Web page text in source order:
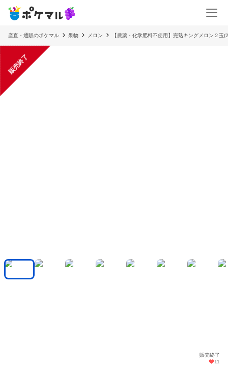
産直・通販のポケマル 果物 メロン 【農薬・化学肥料不使用】完熟キングメロン２玉
販売終了
販売終了
11